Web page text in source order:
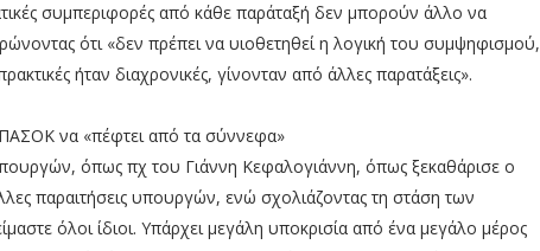
συμπεριφορές από κάθε παράταξή δεν μπορούν άλλο να
ότι «δεν πρέπει να υιοθετηθεί η λογική του συμψηφισμού,
ήταν διαχρονικές, γίνονταν από άλλες παρατάξεις».
να «πέφτει από τα σύννεφα»
υπουργών, όπως πχ του Γιάννη Κεφαλογιάννη, όπως ξεκαθάρισε ο
παραιτήσεις υπουργών, ενώ σχολιάζοντας τη στάση των
όλοι ίδιοι. Υπάρχει μεγάλη υποκρισία από ένα μεγάλο μέρος